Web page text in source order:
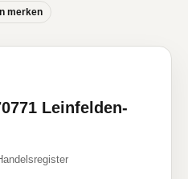
merken
Leinfelden-